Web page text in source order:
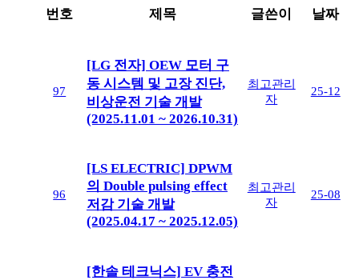
번호 제목 글쓴이 날짜
97
[LG 전자] OEW 모터 구
동 시스템 및 고장 진단,
비상운전 기술 개발
(2025.11.01 ~ 2026.10.31)
최고관리
자
25-12
96
[LS ELECTRIC] DPWM
의 Double pulsing effect
저감 기술 개발
(2025.04.17 ~ 2025.12.05)
최고관리
자
25-08
[한솔 테크닉스] EV 충전